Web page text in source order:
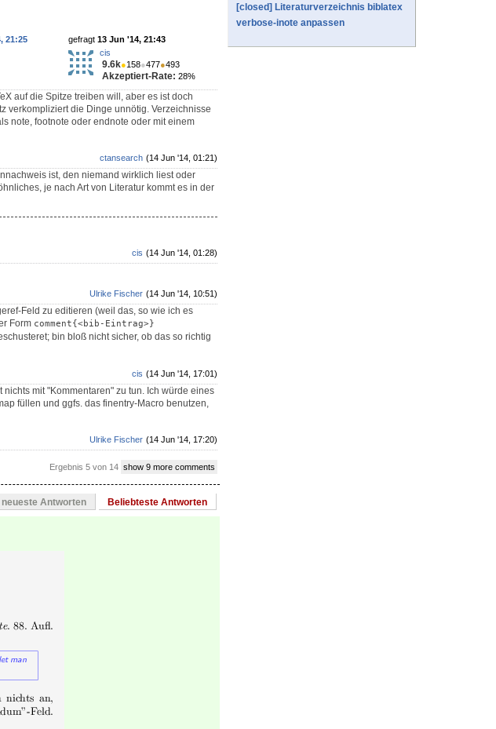
gefragt 13 Jun '14, 21:43
cis
9.6k●158●477●493
Akzeptiert-Rate: 28%
21:25
auf die Spitze treiben will, aber es ist doch
verkompliziert die Dinge unnötig. Verzeichnisse
note, footnote oder endnote oder mit einem
(14 Jun '14, 01:21)
ctansearch
ist, den niemand wirklich liest oder
je nach Art von Literatur kommt es in der
(14 Jun '14, 01:28)
cis
(14 Jun '14, 10:51)
Ulrike Fischer
Feld zu editieren (weil das, so wie ich es
Form comment{<bib-Eintrag>}
bin bloß nicht sicher, ob das so richtig
(14 Jun '14, 17:01)
cis
mit "Kommentaren" zu tun. Ich würde eines
füllen und ggfs. das finentry-Macro benutzen,
(14 Jun '14, 17:20)
Ulrike Fischer
Ergebnis 5 von 14 show 9 more comments
neueste Antworten Beliebteste Antworten
[closed] Literaturverzeichnis biblatex
verbose-inote anpassen